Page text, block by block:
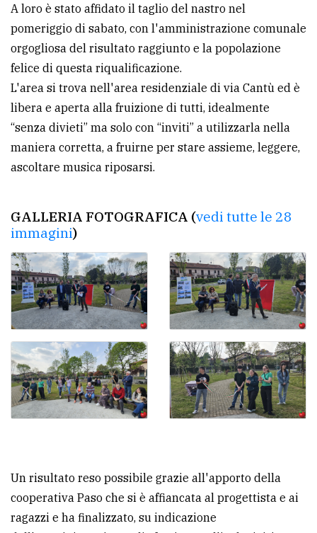
A loro è stato affidato il taglio del nastro nel
pomeriggio di sabato, con l'amministrazione comunale
orgogliosa del risultato raggiunto e la popolazione
felice di questa riqualificazione.
L'area si trova nell'area residenziale di via Cantù ed è
libera e aperta alla fruizione di tutti, idealmente
“senza divieti” ma solo con “inviti” a utilizzarla nella
maniera corretta, a fruirne per stare assieme, leggere,
ascoltare musica riposarsi.
GALLERIA FOTOGRAFICA (vedi tutte le 28
immagini)
Un risultato reso possibile grazie all'apporto della
cooperativa Paso che si è affiancata al progettista e ai
ragazzi e ha finalizzato, su indicazione